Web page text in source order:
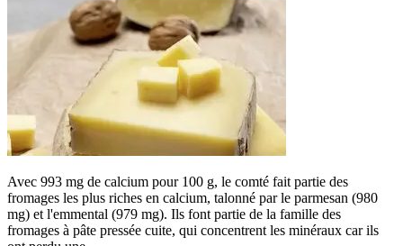
Avec 993 mg de calcium pour 100 g, le comté fait partie des
fromages les plus riches en calcium, talonné par le parmesan (980
mg) et l'emmental (979 mg). Ils font partie de la famille des
fromages à pâte pressée cuite, qui concentrent les minéraux car ils